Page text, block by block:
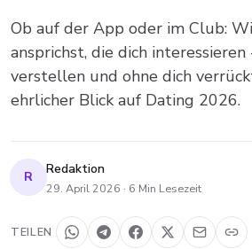
Ob auf der App oder im Club:
ansprichst, die dich interessieren
verstellen und ohne dich
ehrlicher Blick auf Dating 2026.
R Redaktion
29. April 2026 · 6 Min Lesezeit
TEILEN